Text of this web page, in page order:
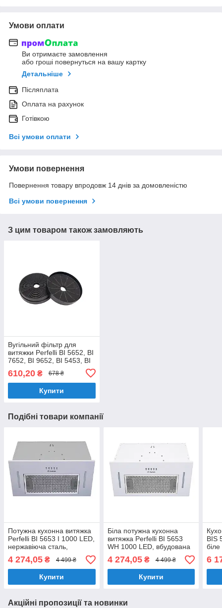
Умови оплати
Ви отримаєте замовлення
або гроші повернуться на вашу картку
Детальніше
Післяплата
Оплата на рахунок
Готівкою
Всі умови оплати
Умови повернення
Повернення товару впродовж 14 днів за домовленістю
Всі умови повернення
З цим товаром також замовляють
Вугільний фільтр для
витяжки Perfelli BI 5652, BI
7652, BI 9652, BI 5453, BI
610,20 ₴ 678 ₴
Купити
Подібні товари компанії
Потужна кухонна витяжка
Perfelli BI 5653 I 1000 LED,
нержавіюча сталь,
вбудована в шафу,
шириною 52 см
4 274,05 ₴ 4 499 ₴
Купити
Біла потужна кухонна
витяжка Perfelli BI 5653
WH 1000 LED, вбудована
в шафу, 1000 куб.м.,
шириною 52 см
4 274,05₴ 4 499 ₴
Купити
BIS
6
Акційні пропозиції та новинки